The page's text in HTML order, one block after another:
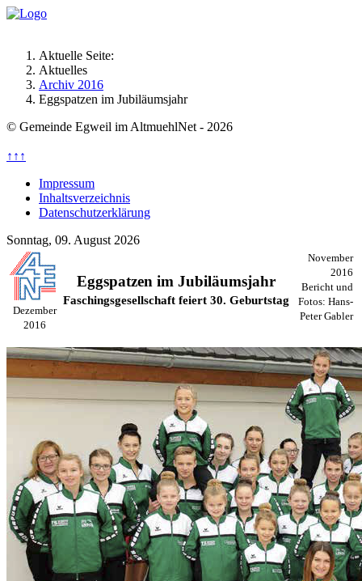
Aktuelle Seite:
Aktuelles
Archiv 2016
Eggspatzen im Jubiläumsjahr
© Gemeinde Egweil im AltmuehlNet - 2026
↑↑↑
Impressum
Inhaltsverzeichnis
Datenschutzerklärung
Sonntag, 09. August 2026
Dezember
2016
Eggspatzen im Jubiläumsjahr
Faschingsgesellschaft feiert 30. Geburtstag
November
2016
Bericht und
Fotos: Hans-
Peter Gabler